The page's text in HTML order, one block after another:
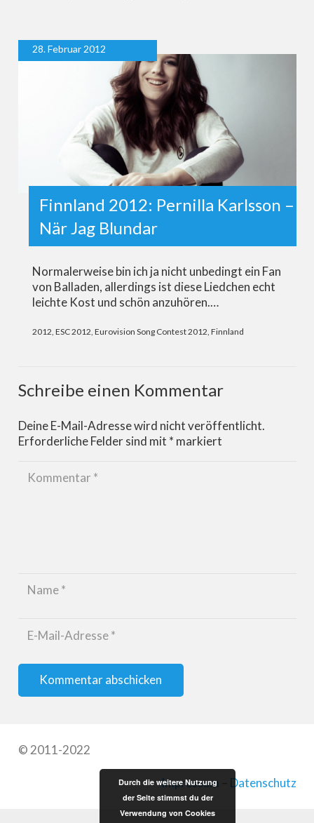
28. Februar 2012
Finnland 2012: Pernilla Karlsson –
När Jag Blundar
Normalerweise bin ich ja nicht unbedingt ein Fan
von Balladen, allerdings ist diese Liedchen echt
leichte Kost und schön anzuhören.…
2012, ESC 2012, Eurovision Song Contest 2012, Finnland
Schreibe einen Kommentar
Deine E-Mail-Adresse wird nicht veröffentlicht.
Erforderliche Felder sind mit * markiert
Kommentar abschicken
© 2011-2022
Impressum Datenschutz
Durch die weitere Nutzung
der Seite stimmst du der
Verwendung von Cookies